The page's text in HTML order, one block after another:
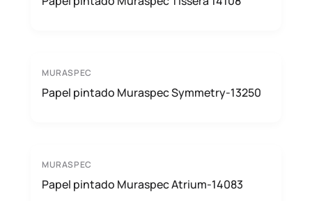
MURASPEC
Papel pintado Muraspec Symmetry-13250
MURASPEC
Papel pintado Muraspec Atrium-14083